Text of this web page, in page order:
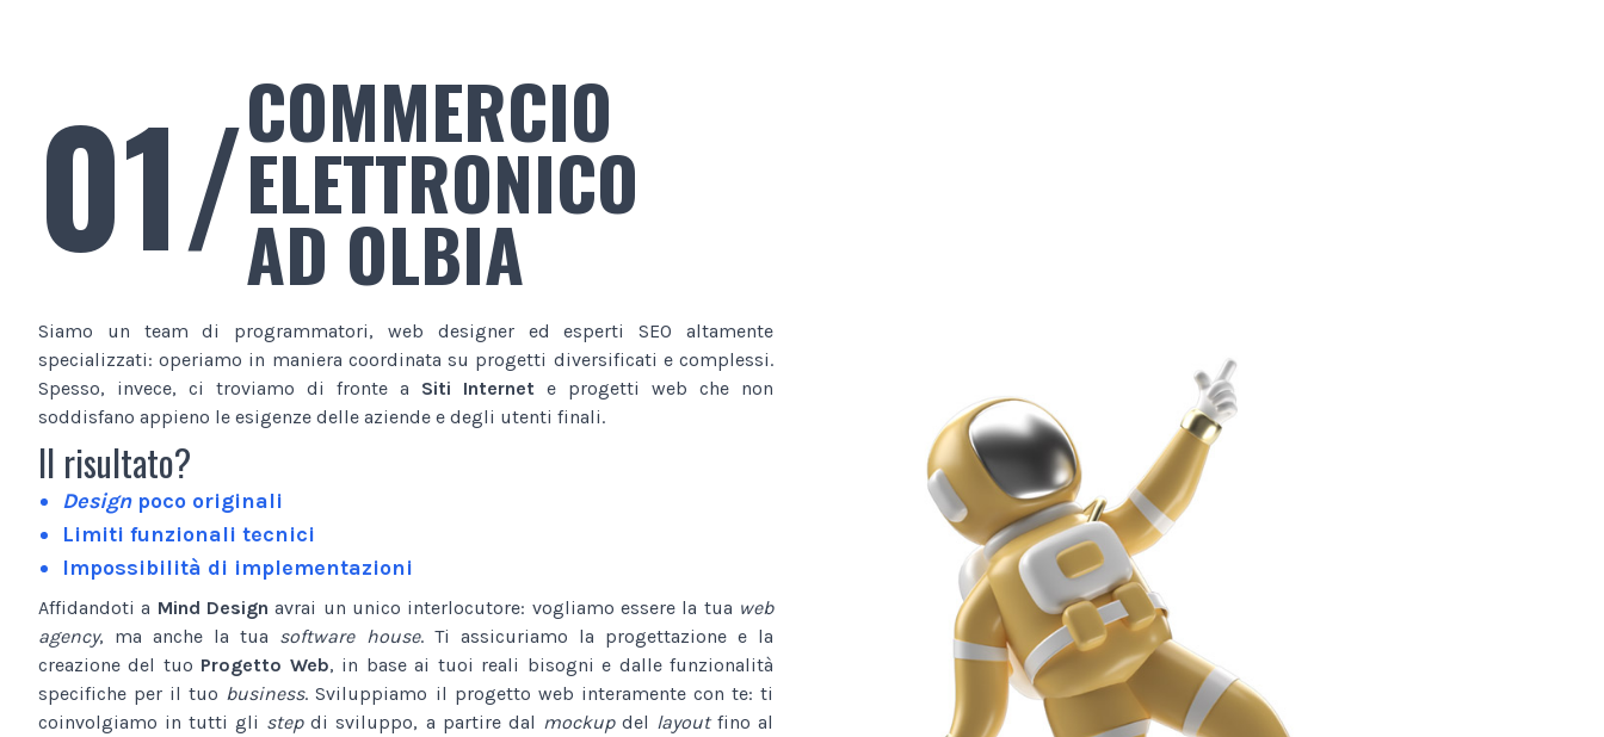
01/COMMERCIO
ELETTRONICO
AD OLBIA
Siamo un team di programmatori, web designer ed esperti SEO altamente
specializzati: operiamo in maniera coordinata su progetti diversificati e complessi.
Spesso, invece, ci troviamo di fronte a Siti Internet e progetti web che non
soddisfano appieno le esigenze delle aziende e degli utenti finali.
Il risultato?
Designpoco originali
Limiti funzionali tecnici
Impossibilità di implementazioni
Affidandoti a Mind Design avrai un unico interlocutore: vogliamo essere la tua web
agency, ma anche la tua software house. Ti assicuriamo la progettazione e la
creazione del tuo Progetto Web, in base ai tuoi reali bisogni e dalle funzionalità
specifiche per il tuo business. Sviluppiamo il progetto web interamente con te: ti
coinvolgiamo in tutti gli stepdi sviluppo, a partire dal mockupdel layoutfino al